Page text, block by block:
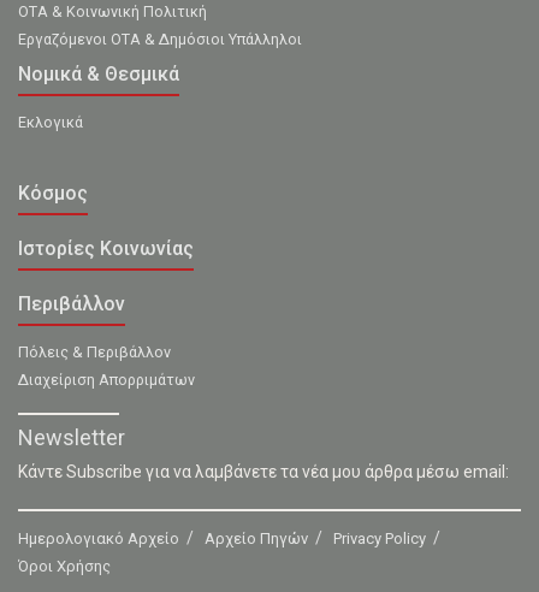
ΟΤΑ & Κοινωνική Πολιτική
Εργαζόμενοι ΟΤΑ & Δημόσιοι Υπάλληλοι
Νομικά & Θεσμικά
Εκλογικά
Κόσμος
Ιστορίες Κοινωνίας
Περιβάλλον
Πόλεις & Περιβάλλον
Διαχείριση Απορριμάτων
Newsletter
Κάντε Subscribe για να λαμβάνετε τα νέα μου άρθρα μέσω email:
Ημερολογιακό Αρχείο Αρχείο Πηγών
Privacy Policy
Όροι Χρήσης